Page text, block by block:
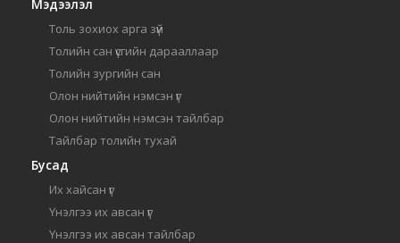
Мэдээлэл
Толь зохиох арга зүй
Толийн сан үсгийн дарааллаар
Толийн зургийн сан
Олон нийтийн нэмсэн үг
Олон нийтийн нэмсэн тайлбар
Тайлбар толийн тухай
Бусад
Их хайсан үг
Үнэлгээ их авсан үг
Үнэлгээ их авсан тайлбар